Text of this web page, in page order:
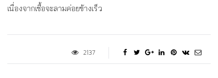
เนื่องจากเชื้อจะลามค่อยข้างเร็ว
2137